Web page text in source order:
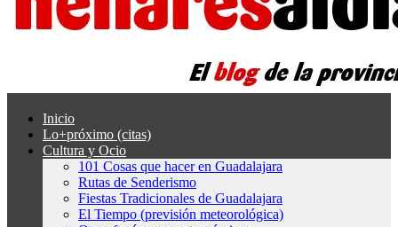
Inicio
Lo+próximo (citas)
Cultura y Ocio
101 Cosas que hacer en Guadalajara
Rutas de Senderismo
Fiestas Tradicionales de Guadalajara
El Tiempo (previsión meteorológica)